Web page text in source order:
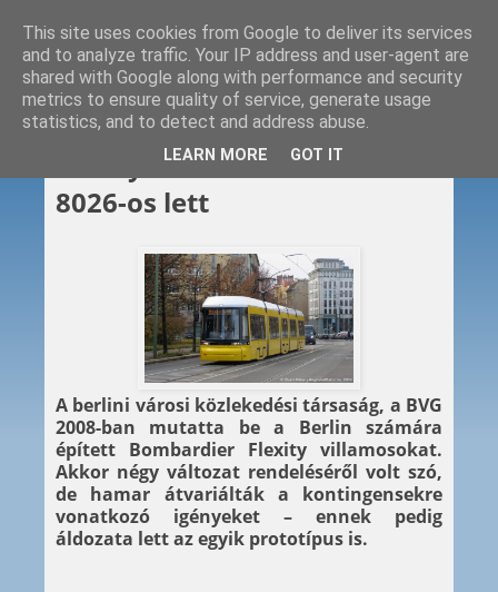
2014. 04. 30.
Flexity-bővítés: a 3001-esből
8026-os lett
A berlini városi közlekedési társaság, a BVG
2008-ban mutatta be a Berlin számára
épített Bombardier Flexity villamosokat.
Akkor négy változat rendeléséről volt szó,
de hamar átvariálták a kontingensekre
vonatkozó igényeket – ennek pedig
áldozata lett az egyik prototípus is.
This site uses cookies from Google to deliver its services
and to analyze traffic. Your IP address and user-agent are
shared with Google along with performance and security
metrics to ensure quality of service, generate usage
statistics, and to detect and address abuse.
LEARN MORE GOT IT